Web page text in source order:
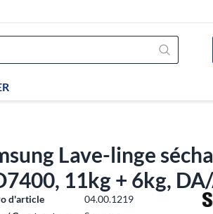
Lave-linge
11kg + 6kg,
d'article
04.00.1219